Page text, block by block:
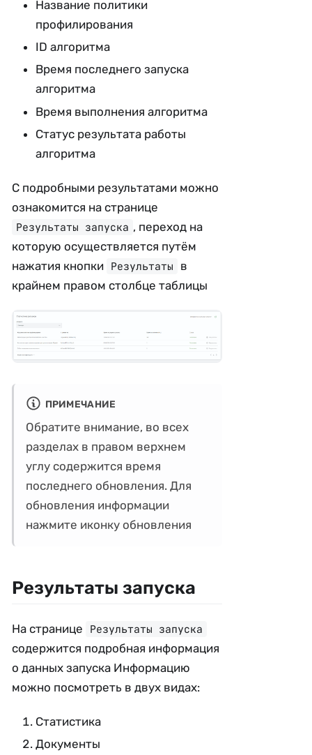
Название политики
профилирования
ID алгоритма
Время последнего запуска
алгоритма
Время выполнения алгоритма
Статус результата работы
алгоритма
С подробными результатами можно
ознакомится на странице
Результаты запуска , переход на
которую осуществляется путём
нажатия кнопки Результаты
в
крайнем правом столбце таблицы
ПРИМЕЧАНИЕ
Обратите внимание, во всех
разделах в правом верхнем
углу содержится время
последнего обновления. Для
обновления информации
нажмите иконку обновления
Результаты запуска
На странице Результаты запуска
содержится подробная информация
о данных запуска Информацию
можно посмотреть в двух видах:
Статистика
Документы